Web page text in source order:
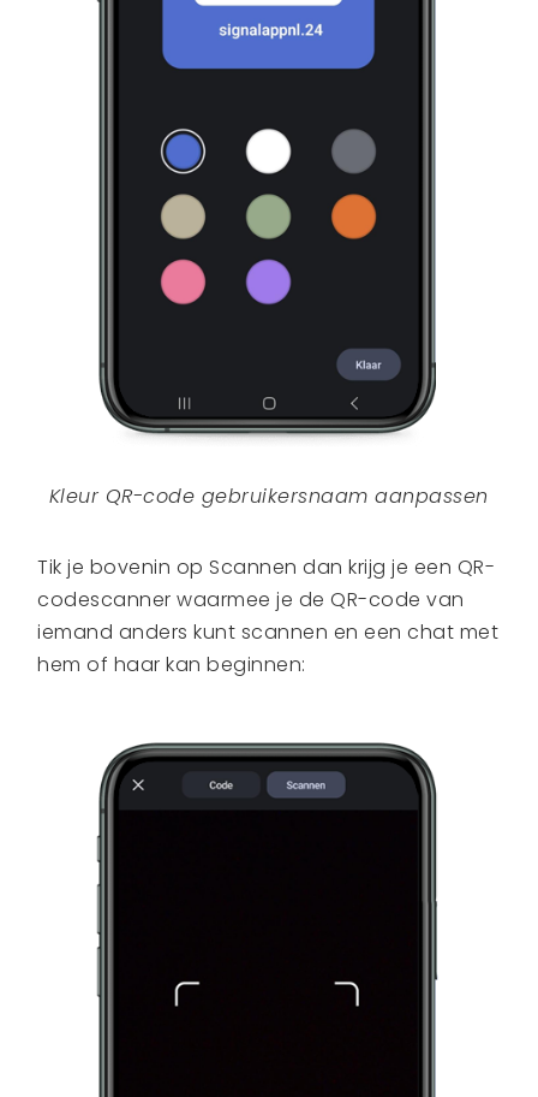
Kleur QR-code gebruikersnaam aanpassen
Tik je bovenin op Scannen dan krijg je een QR-
codescanner waarmee je de QR-code van
iemand anders kunt scannen en een chat met
hem of haar kan beginnen: